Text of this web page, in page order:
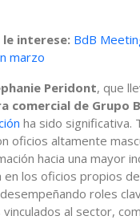
le interese: BdB
marzo
Peridont, que
comercial de Grupo
ha sido significativa.
oficios altamente
hacia una mayor
en los oficios propios
roles
al sector,